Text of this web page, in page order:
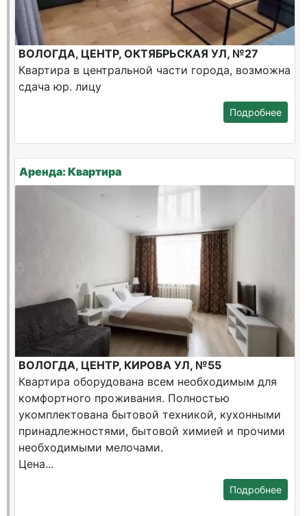
ВОЛОГДА, ЦЕНТР, ОКТЯБРЬСКАЯ УЛ, №27
Квартира в центральной части города, возможна
сдача юр. лицу
Подробнее
Аренда: Квартира
ВОЛОГДА, ЦЕНТР, КИРОВА УЛ, №55
Квартира оборудована всем необходимым для
комфортного проживания. Полностью
укомплектована бытовой техникой, кухонными
принадлежностями, бытовой химией и прочими
необходимыми мелочами.
Цена...
Подробнее